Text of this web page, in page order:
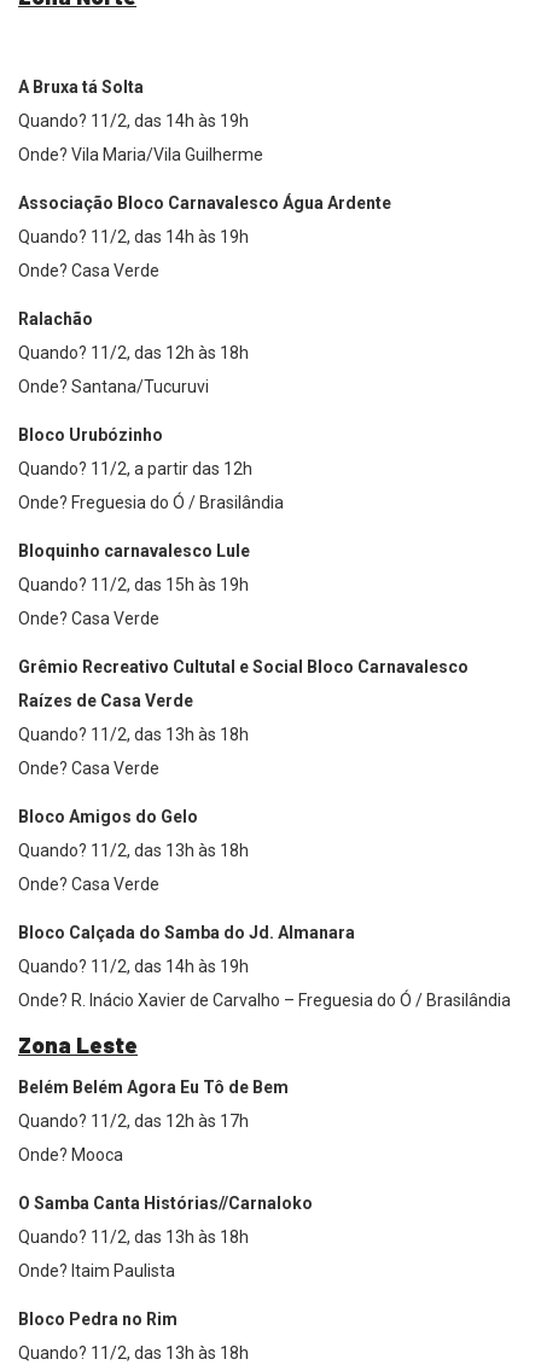
A Bruxa tá Solta
Quando? 11/2, das 14h às 19h
Onde? Vila Maria/Vila Guilherme
Associação Bloco Carnavalesco Água Ardente
Quando? 11/2, das 14h às 19h
Onde? Casa Verde
Ralachão
Quando? 11/2, das 12h às 18h
Onde? Santana/Tucuruvi
Bloco Urubózinho
Quando? 11/2, a partir das 12h
Onde? Freguesia do Ó / Brasilândia
Bloquinho carnavalesco Lule
Quando? 11/2, das 15h às 19h
Onde? Casa Verde
Grêmio Recreativo Cultutal e Social Bloco Carnavalesco
Raízes de Casa Verde
Quando? 11/2, das 13h às 18h
Onde? Casa Verde
Bloco Amigos do Gelo
Quando? 11/2, das 13h às 18h
Onde? Casa Verde
Bloco Calçada do Samba do Jd. Almanara
Quando? 11/2, das 14h às 19h
Onde? R. Inácio Xavier de Carvalho – Freguesia do Ó / Brasilândia
Zona Leste
Belém Belém Agora Eu Tô de Bem
Quando? 11/2, das 12h às 17h
Onde? Mooca
O Samba Canta Histórias//Carnaloko
Quando? 11/2, das 13h às 18h
Onde? Itaim Paulista
Bloco Pedra no Rim
Quando? 11/2, das 13h às 18h